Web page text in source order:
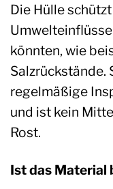
Die Hülle
könnten, wie
Salzrückstände.
regelmäßige
und ist kein
Rost.
Ist das Material